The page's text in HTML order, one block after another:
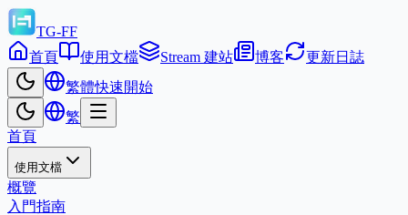
TG-FF
首頁
使用文檔 Stream 建站 博客
更新日誌
繁體快速開始
繁
首頁
使用文檔
概覽
入門指南